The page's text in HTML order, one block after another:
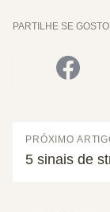
PARTILHE SE
PRÓXIMO
5 sinais de